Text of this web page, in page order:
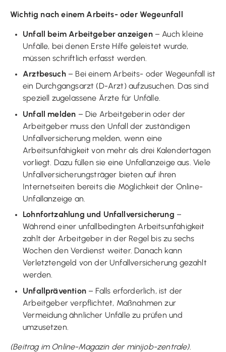
Wichtig nach einem Arbeits- oder Wegeunfall
Unfall beim Arbeitgeber anzeigen– Auch kleine
Unfälle, bei denen Erste Hilfe geleistet wurde,
müssen schriftlich erfasst werden.
Arztbesuch– Bei einem Arbeits- oder Wegeunfall ist
ein Durchgangsarzt (D-Arzt) aufzusuchen. Das sind
speziell zugelassene Ärzte für Unfälle.
Unfall melden – Die Arbeitgeberin oder der
Arbeitgeber muss den Unfall der zuständigen
Unfallversicherung melden, wenn eine
Arbeitsunfähigkeit von mehr als drei Kalendertagen
vorliegt. Dazu füllen sie eine Unfallanzeige aus. Viele
Unfallversicherungsträger bieten auf ihren
Internetseiten bereits die Möglichkeit der Online-
Unfallanzeige an.
Lohnfortzahlung und Unfallversicherung –
Während einer unfallbedingten Arbeitsunfähigkeit
zahlt der Arbeitgeber in der Regel bis zu sechs
Wochen den Verdienst weiter. Danach kann
Verletztengeld von der Unfallversicherung gezahlt
werden.
Unfallprävention– Falls erforderlich, ist der
Arbeitgeber verpflichtet, Maßnahmen zur
Vermeidung ähnlicher Unfälle zu prüfen und
umzusetzen.
(Beitrag im Online-Magazin der minijob-zentrale).